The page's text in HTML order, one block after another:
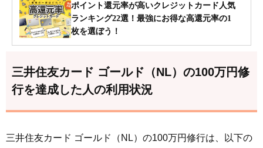
ポイント還元率が高いクレジットカード人気
ランキング22選！最強にお得な高還元率の1
枚を選ぼう！
三井住友カード ゴールド（NL）の100万円修
行を達成した人の利用状況
三井住友カード ゴールド（NL）の100万円修行は、以下の